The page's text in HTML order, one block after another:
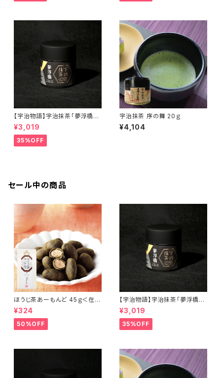
【宇治物語】宇治抹茶「夢浮橋」
～おくみどりシングルオリジン＜
在庫一掃セール！＞
¥3,019
35%OFF
宇治抹茶 序の舞 20ｇ
¥4,104
セール中の商品
ほうじ茶あーもんど 45ｇ＜在庫
一掃セール！＞
¥324
50%OFF
【宇治物語】宇治抹茶「夢浮橋」
～おくみどりシングルオリジン＜
在庫一掃セール！＞
¥3,019
35%OFF